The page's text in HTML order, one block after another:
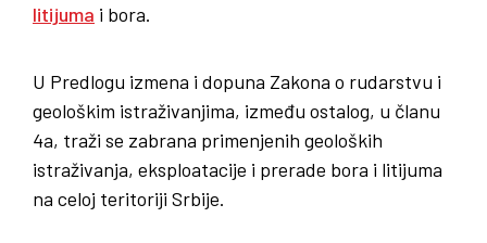
litijuma i bora.
U Predlogu izmena i dopuna Zakona o rudarstvu i
geološkim istraživanjima, između ostalog, u članu
4a, traži se zabrana primenjenih geoloških
istraživanja, eksploatacije i prerade bora i litijuma
na celoj teritoriji Srbije.